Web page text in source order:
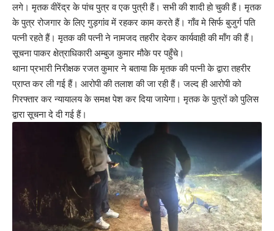
लगे। मृतक वीरेंद्र के पांच पुत्र व एक पुत्री हैं। सभी की शादी हो चुकी हैं। मृतक
के पुत्र रोजगार के लिए गुड़गांव में रहकर काम करते हैं। गाँव मे सिर्फ बुजुर्ग पति
पत्नी रहते हैं। मृतक की पत्नी ने नामजद तहरीर देकर कार्यवाही की माँग की हैं।
सूचना पाकर क्षेत्राधिकारी अम्बुज कुमार मौके पर पहुँचे।
थाना प्रभारी निरीक्षक रजत कुमार ने बताया कि मृतक की पत्नी के द्वारा तहरीर
प्राप्त कर ली गई हैं। आरोपी की तलाश की जा रही हैं। जल्द ही आरोपी को
गिरफ्तार कर न्यायालय के समक्ष पेश कर दिया जायेगा। मृतक के पुत्रों को पुलिस
द्वारा सूचना दे दी गई हैं।